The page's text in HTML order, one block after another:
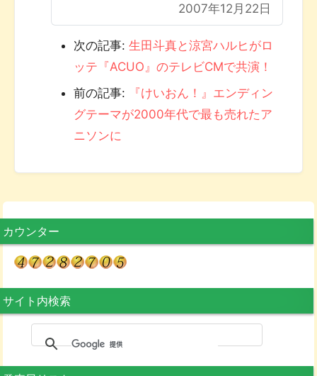
2007年12月22日
次の記事: 生田斗真と涼宮ハルヒがロ
ッテ『ACUO』のテレビCMで共演！
前の記事:
『けいおん！』エンディン
グテーマが2000年代で最も売れたア
ニソンに
カウンター
サイト内検索